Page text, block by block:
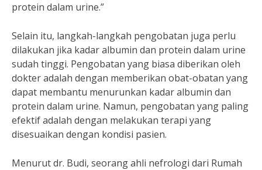
protein dalam urine.”
Selain itu, langkah-langkah pengobatan juga perlu
dilakukan jika kadar albumin dan protein dalam urine
sudah tinggi. Pengobatan yang biasa diberikan oleh
dokter adalah dengan memberikan obat-obatan yang
dapat membantu menurunkan kadar albumin dan
protein dalam urine. Namun, pengobatan yang paling
efektif adalah dengan melakukan terapi yang
disesuaikan dengan kondisi pasien.
Menurut dr. Budi, seorang ahli nefrologi dari Rumah